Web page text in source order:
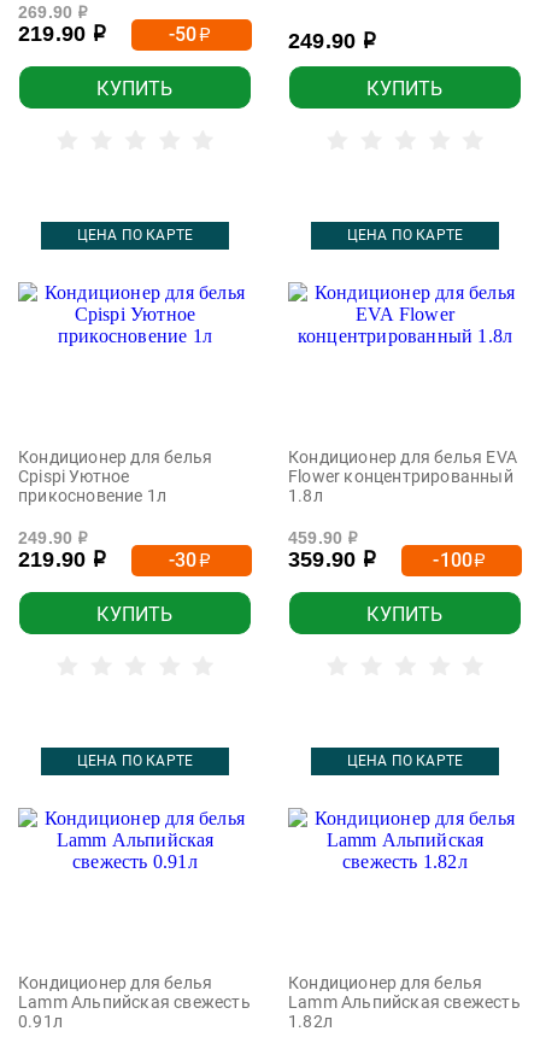
269.90 р
219.90 р -50р
КУПИТЬ
249.90 р
КУПИТЬ
ЦЕНА ПО КАРТЕ
Кондиционер для белья
Cpispi Уютное
прикосновение 1л
249.90 р
219.90 р -30р
КУПИТЬ
ЦЕНА ПО КАРТЕ
Кондиционер для белья EVA
Flower концентрированный
1.8л
459.90 р
359.90 р -100р
КУПИТЬ
ЦЕНА ПО КАРТЕ
Кондиционер для белья
Lamm Альпийская свежесть
0.91л
ЦЕНА ПО КАРТЕ
Кондиционер для белья
Lamm Альпийская свежесть
1.82л